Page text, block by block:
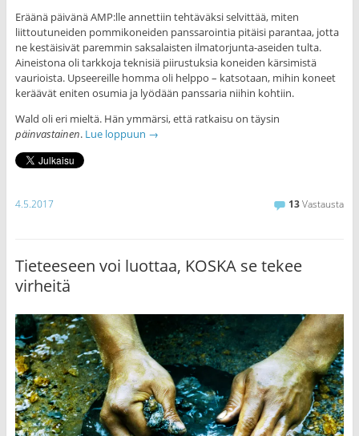
Eräänä päivänä AMP:lle annettiin tehtäväksi selvittää, miten
liittoutuneiden pommikoneiden panssarointia pitäisi parantaa, jotta
ne kestäisivät paremmin saksalaisten ilmatorjunta-aseiden tulta.
Aineistona oli tarkkoja teknisiä piirustuksia koneiden kärsimistä
vaurioista. Upseereille homma oli helppo – katsotaan, mihin koneet
keräävät eniten osumia ja lyödään panssaria niihin kohtiin.
Wald oli eri mieltä. Hän ymmärsi, että ratkaisu on täysin
päinvastainen. Lue loppuun →
4.5.2017 13Vastausta
Tieteeseen voi luottaa, KOSKA se tekee
virheitä